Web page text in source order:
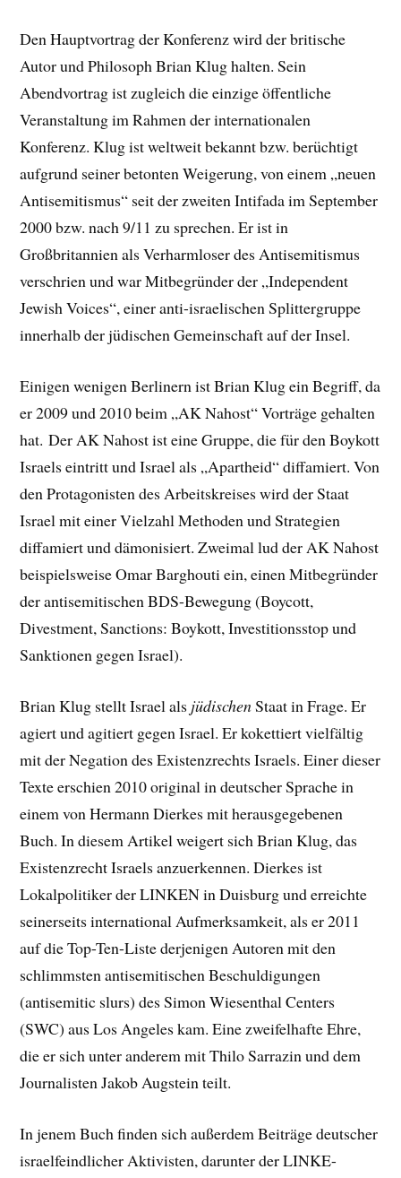
Den Hauptvortrag der Konferenz wird der britische
Autor und Philosoph Brian Klug halten. Sein
Abendvortrag ist zugleich die einzige öffentliche
Veranstaltung im Rahmen der internationalen
Konferenz. Klug ist weltweit bekannt bzw. berüchtigt
aufgrund seiner betonten Weigerung, von einem „neuen
Antisemitismus“ seit der zweiten Intifada im September
2000 bzw. nach 9/11 zu sprechen. Er ist in
Großbritannien als Verharmloser des Antisemitismus
verschrien und war Mitbegründer der „Independent
Jewish Voices“, einer anti-israelischen Splittergruppe
innerhalb der jüdischen Gemeinschaft auf der Insel.
Einigen wenigen Berlinern ist Brian Klug ein Begriff, da
er 2009 und 2010 beim „AK Nahost“ Vorträge gehalten
hat. Der AK Nahost ist eine Gruppe, die für den Boykott
Israels eintritt und Israel als „Apartheid“ diffamiert. Von
den Protagonisten des Arbeitskreises wird der Staat
Israel mit einer Vielzahl Methoden und Strategien
diffamiert und dämonisiert. Zweimal lud der AK Nahost
beispielsweise Omar Barghouti ein, einen Mitbegründer
der antisemitischen BDS-Bewegung (Boycott,
Divestment, Sanctions: Boykott, Investitionsstop und
Sanktionen gegen Israel).
Brian Klug stellt Israel als jüdischenStaat in Frage. Er
agiert und agitiert gegen Israel. Er kokettiert vielfältig
mit der Negation des Existenzrechts Israels. Einer dieser
Texte erschien 2010 original in deutscher Sprache in
einem von Hermann Dierkes mit herausgegebenen
Buch. In diesem Artikel weigert sich Brian Klug, das
Existenzrecht Israels anzuerkennen. Dierkes ist
Lokalpolitiker der LINKEN in Duisburg und erreichte
seinerseits international Aufmerksamkeit, als er 2011
auf die Top-Ten-Liste derjenigen Autoren mit den
schlimmsten antisemitischen Beschuldigungen
(antisemitic slurs) des Simon Wiesenthal Centers
(SWC) aus Los Angeles kam. Eine zweifelhafte Ehre,
die er sich unter anderem mit Thilo Sarrazin und dem
Journalisten Jakob Augstein teilt.
In jenem Buch finden sich außerdem Beiträge deutscher
israelfeindlicher Aktivisten, darunter der LINKE-